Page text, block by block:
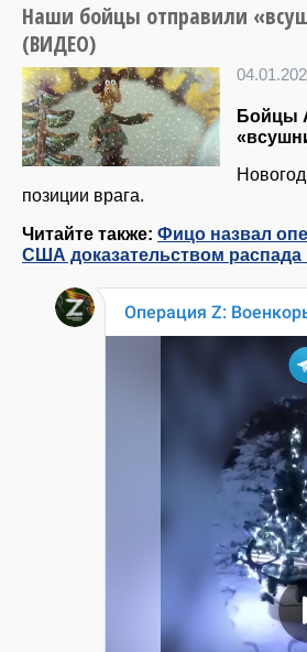
Наши бойцы отправили
(ВИДЕО)
Бойцы
позиции врага.
Читайте также: Фицо назвал
США доказательством распада